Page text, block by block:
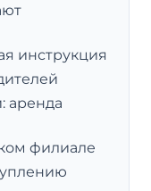
инструкция
аренда
филиале